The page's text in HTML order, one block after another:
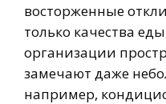
восторженные
только качества
организации
замечают даже
например,